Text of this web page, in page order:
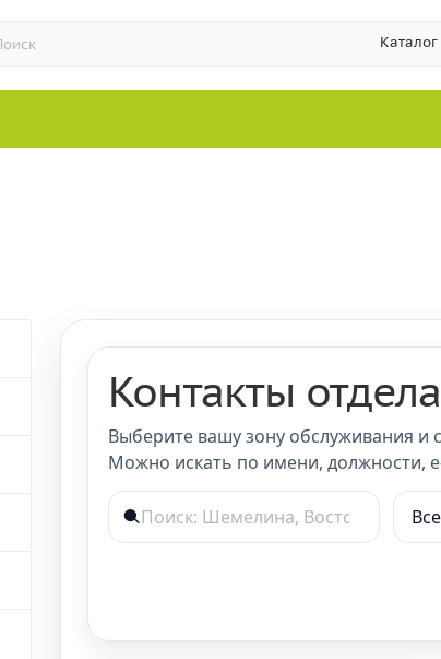
Каталог
Контакты
Выберите вашу зону обслуживания и
Можно искать по имени, должности,